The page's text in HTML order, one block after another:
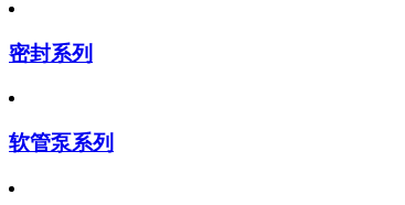
密封系列
软管泵系列